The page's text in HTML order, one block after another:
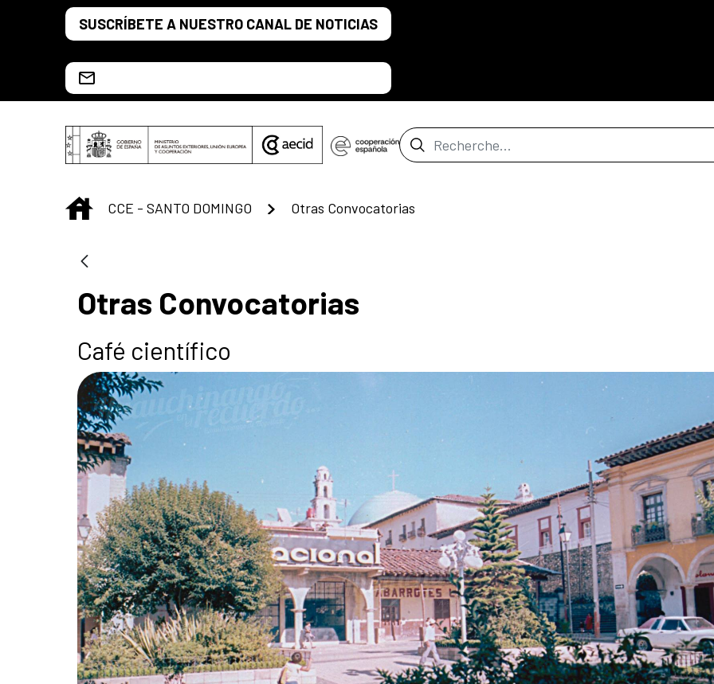
Saut au contenu principal
SUSCRÍBETE A NUESTRO CANAL DE NOTICIAS
Barre de recherche
INICIO
CCE - SANTO DOMINGO Otras Convocatorias
Otras Convocatorias
Café científico